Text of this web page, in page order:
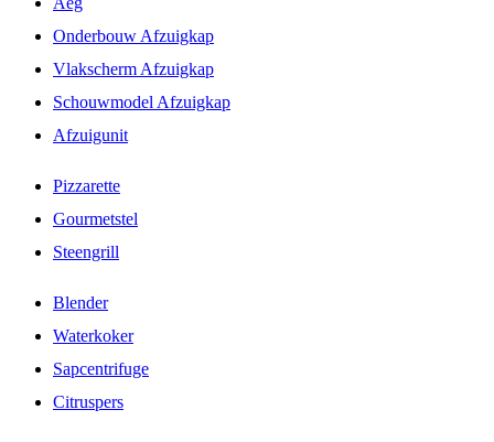
Onderbouw Afzuigkap
Vlakscherm Afzuigkap
Schouwmodel Afzuigkap
Afzuigunit
Pizzarette
Gourmetstel
Steengrill
Blender
Waterkoker
Sapcentrifuge
Citruspers